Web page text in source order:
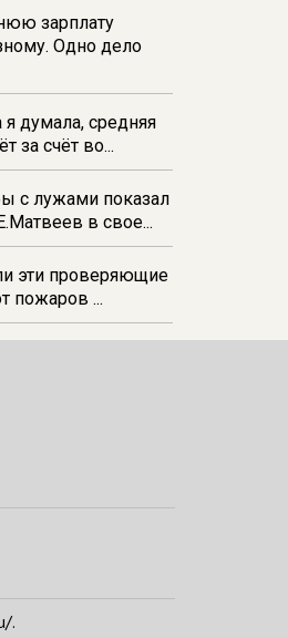
прокуратура
более 1 млн
32-м
зарплату
Одно дело
я думала, средняя
за счёт во...
с лужами показал
в свое...
эти проверяющие
пожаров ...
.